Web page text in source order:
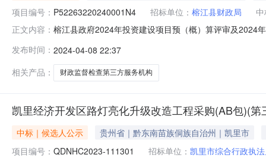
项目编号： P52263220240001N4 招标单位： 榕江县财政局
正文内容： 榕江县政府2024年投资建设项目预（概）算评审及2024
商统一社会信用代码中标价格1榕江县政府2024年投资
程工程咨询服
发布时间： 2024-04-08 22:37
相关产品：
财政监督检查第三方服务机构
凯里经济开发区路灯亮化升级改造工程采购(AB包)(
中标｜候选人公示
贵州省｜黔东南苗族侗族自治州｜凯里市
项目编号： QDNHC2023-111301 招标单位： 凯里市综合行政执